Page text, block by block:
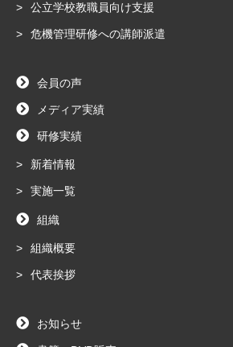
公立学校教職員向け支援
危機管理研修への講師派遣
会員の声
メディア実績
研修実績
新着情報
実施一覧
組織
組織概要
代表挨拶
お知らせ